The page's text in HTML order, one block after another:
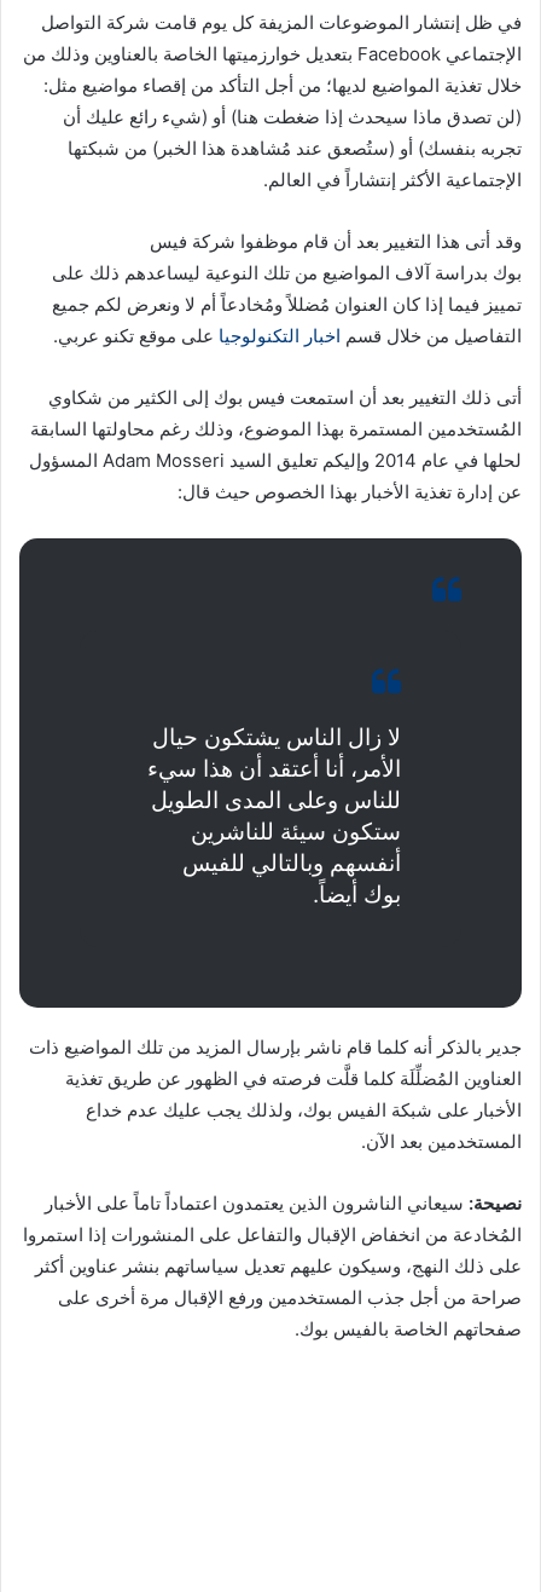
في ظل إنتشار الموضوعات المزيفة كل يوم قامت شركة التواصل
الإجتماعي Facebook بتعديل خوارزميتها الخاصة بالعناوين وذلك من
خلال تغذية المواضيع لديها؛ من أجل التأكد من إقصاء مواضيع مثل:
(لن تصدق ماذا سيحدث إذا ضغطت هنا) أو (شيء رائع عليك أن
تجربه بنفسك) أو (ستُصعق عند مُشاهدة هذا الخبر) من شبكتها
الإجتماعية الأكثر إنتشاراً في العالم.
وقد أتى هذا التغيير بعد أن قام موظفوا شركة فيس
بوك بدراسة آلاف المواضيع من تلك النوعية ليساعدهم ذلك على
تمييز فيما إذا كان العنوان مُضللاً ومُخادعاً أم لا ونعرض لكم جميع
التفاصيل من خلال قسم اخبار التكنولوجيا على موقع تكنو عربي.
أتى ذلك التغيير بعد أن استمعت فيس بوك إلى الكثير من شكاوي
المُستخدمين المستمرة بهذا الموضوع، وذلك رغم محاولتها السابقة
لحلها في عام 2014 وإليكم تعليق السيد Adam Mosseri المسؤول
عن إدارة تغذية الأخبار بهذا الخصوص حيث قال:
لا زال الناس يشتكون حيال
الأمر، أنا أعتقد أن هذا سيء
للناس وعلى المدى الطويل
ستكون سيئة للناشرين
أنفسهم وبالتالي للفيس
بوك أيضاً.
جدير بالذكر أنه كلما قام ناشر بإرسال المزيد من تلك المواضيع ذات
العناوين المُضلِّلَة كلما قلَّت فرصته في الظهور عن طريق تغذية
الأخبار على شبكة الفيس بوك، ولذلك يجب عليك عدم خداع
المستخدمين بعد الآن.
نصيحة: سيعاني الناشرون الذين يعتمدون اعتماداً تاماً على الأخبار
المُخادعة من انخفاض الإقبال والتفاعل على المنشورات إذا استمروا
على ذلك النهج، وسيكون عليهم تعديل سياساتهم بنشر عناوين أكثر
صراحة من أجل جذب المستخدمين ورفع الإقبال مرة أخرى على
صفحاتهم الخاصة بالفيس بوك.